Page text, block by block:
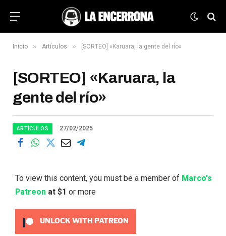
Inicio » Artículos » [SORTEO] «Karuara, la gente del río»
[SORTEO] «Karuara, la
gente del río»
ARTÍCULOS 27/02/2025
To view this content, you must be a member of Marco's
Patreon at $1 or more
UNLOCK WITH PATREON